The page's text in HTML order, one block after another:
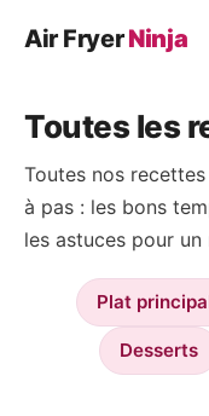
Air FryerNinja
Plat principal
Légumes
Poisson
Desserts
Conseils
Toutes les
Toutes nos
à pas : les bons
les astuces pour
Plat
Desserts